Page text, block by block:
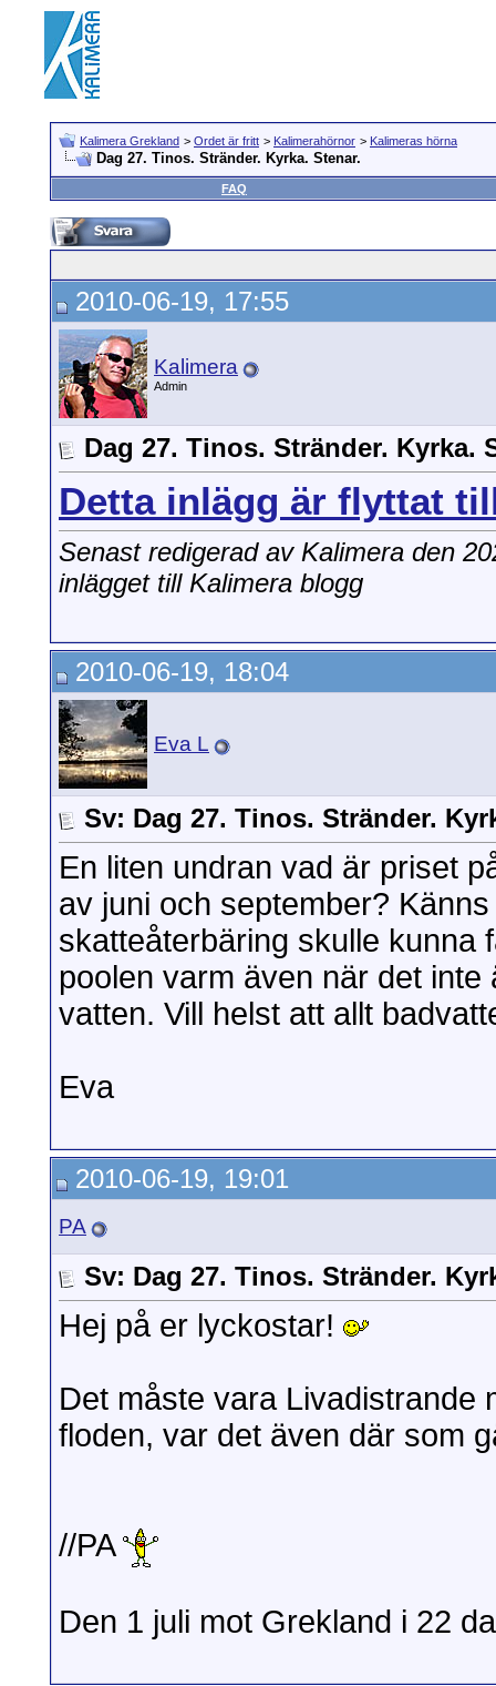
Kalimera Grekland > Ordet är fritt > Kalimerahörnor > Kalimeras hörna
Dag 27. Tinos. Stränder. Kyrka. Stenar.
FAQ
2010-06-19, 17:55
Kalimera
Admin
Dag 27. Tinos. Stränder. Kyrka.
Detta inlägg är flyttat
Senast redigerad av Kalimera den
inlägget till Kalimera blogg
2010-06-19, 18:04
Eva L
Sv: Dag 27. Tinos. Stränder.
En liten undran vad är priset
av juni och september?
skatteåterbäring skulle kunna
poolen varm även när det
vatten. Vill helst att allt
Eva
2010-06-19, 19:01
PA
Sv: Dag 27. Tinos. Stränder.
Hej på er lyckostar!
Det måste vara Livadistrande
floden, var det även där som
//PA
Den 1 juli mot Grekland i 22